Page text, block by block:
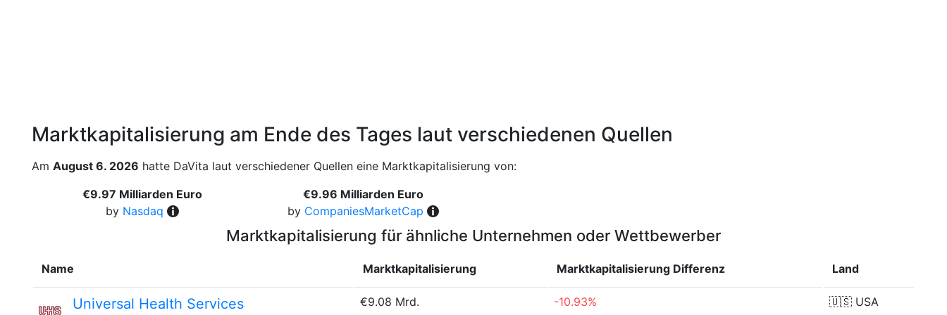
Marktkapitalisierung am Ende des Tages laut verschiedenen Quellen
Am August 6. 2026 hatte DaVita laut verschiedener Quellen eine Marktkapitalisierung von:
€9.97 Milliarden Euro
by Nasdaq
€9.96 Milliarden Euro
by CompaniesMarketCap
Marktkapitalisierung für ähnliche Unternehmen oder Wettbewerber
Name Marktkapitalisierung Marktkapitalisierung Differenz Land
Universal Health Services €9.08 Mrd. -10.93% 🇺🇸 USA